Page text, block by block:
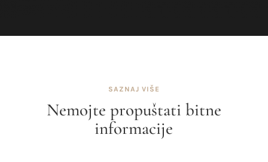
SAZNAJ VIŠE
Nemojte propuštati bitne
informacije